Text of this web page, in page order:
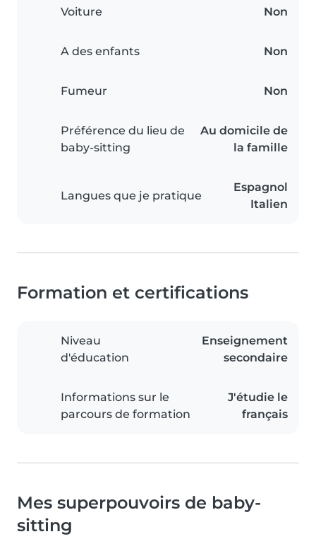
Voiture Non
A des enfants Non
Fumeur Non
Préférence du lieu de
baby-sitting
Au domicile de
la famille
Langues que je pratique
Espagnol
Italien
Formation et certifications
Niveau
d'éducation
Enseignement
secondaire
Informations sur le
parcours de formation
J'étudie le
français
Mes superpouvoirs de baby-
sitting